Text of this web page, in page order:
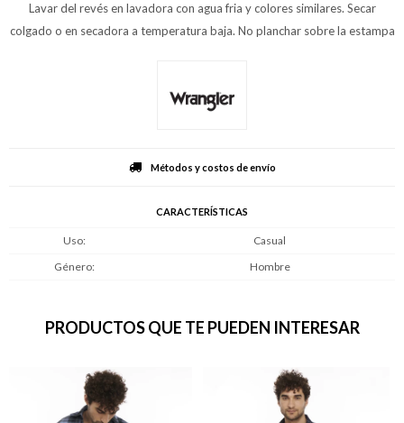
Lavar del revés en lavadora con agua fria y colores similares. Secar
colgado o en secadora a temperatura baja. No planchar sobre la estampa
Métodos y costos de envío
CARACTERÍSTICAS
Uso
Casual
Género
Hombre
PRODUCTOS QUE TE PUEDEN INTERESAR